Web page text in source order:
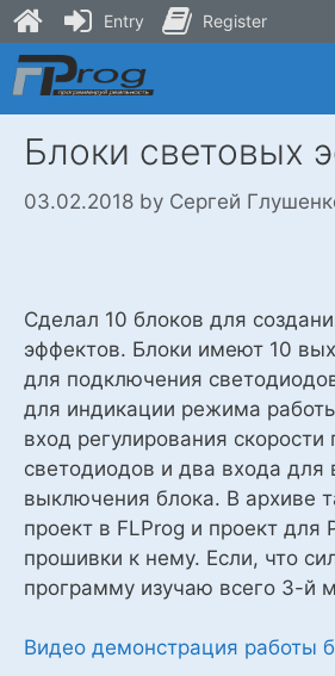
Skip
to
content
Блоки световых
03.02.2018 by Сергей
Сделал 10 блоков для
эффектов. Блоки имеют 10
для подключения
для индикации режима
вход регулирования
светодиодов и два входа для
выключения блока. В архиве
проект в FLProg и проект для
прошивки к нему. Если, что
программу изучаю всего 3-й
Видео демонстрация работы
Entry Register